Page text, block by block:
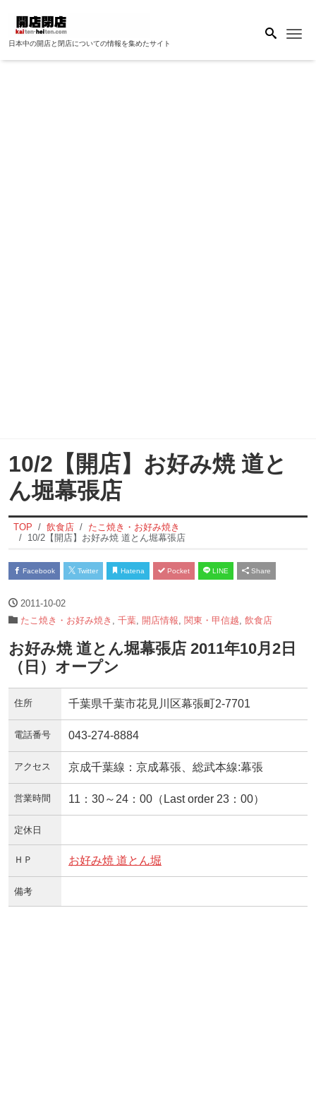
日本中の開店と閉店についての情報を集めたサイト
10/2【開店】お好み焼 道と
ん堀幕張店
TOP 飲食店
たこ焼き・お好み焼き
10/2【開店】お好み焼 道とん堀幕張店
Facebook Twitter Hatena Pocket LINE Share
2011-10-02
たこ焼き・お好み焼き
千葉 開店情報 関東・甲信越 飲食店
お好み焼 道とん堀幕張店 2011年10月2日
（日）オープン
住所 千葉県千葉市花見川区幕張町2-7701
電話番号 043-274-8884
アクセス 京成千葉線：京成幕張、総武本線:幕張
営業時間 11：30～24：00（Last order 23：00）
定休日
ＨＰ お好み焼 道とん堀
備考